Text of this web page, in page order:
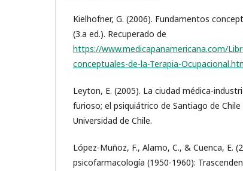
Kielhofner, G. (2006). Fundamentos
(3.a ed.). Recuperado de
https://www.medicapanamericana.com/
conceptuales-de-la-Terapia-
Leyton, E. (2005). La ciudad médica-
furioso; el psiquiátrico de Santiago de
Universidad de Chile.
López-Muñoz, F., Alamo, C., & Cuenca, E.
psicofarmacología (1950-1960):